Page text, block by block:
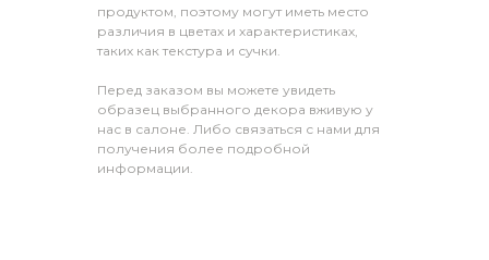
продуктом, поэтому могут иметь место
различия в цветах и характеристиках,
таких как текстура и сучки.
Перед заказом вы можете увидеть
образец выбранного декора вживую у
нас в салоне. Либо связаться с нами для
получения более подробной
информации.